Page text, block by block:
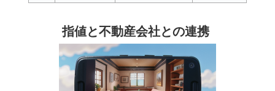
指値と不動産会社との連携